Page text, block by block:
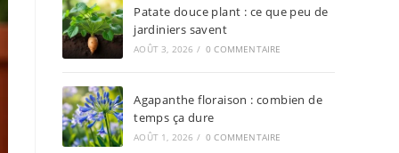
Patate douce plant : ce que peu de
jardiniers savent
AOÛT 3, 2026 / 0 COMMENTAIRE
Agapanthe floraison : combien de
temps ça dure
AOÛT 1, 2026 / 0 COMMENTAIRE